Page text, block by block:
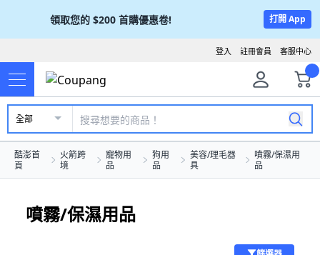
領取您的 $200 首購優惠卷! 打開 App
客服中心
註冊會員
登入
全部
酷澎首
頁
火箭跨
境
寵物用
品
狗用
品
美容/理毛器
具
噴霧/保濕用
品
噴霧/保濕用品